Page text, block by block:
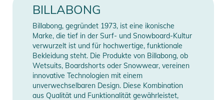
Lifestyle
- Minimalistisches Design für vielseitige Outfit Kombinationen
Produktinformationen und
Sicherheitshinweise
Gebrauchsanweisungen, Sicherheitshinweise und Warnungen
finden Sie direkt am Produkt.
Gender Men
Manufacturer
Information
Herstellerangaben
anzeigen
BILLABONG
Billabong, gegründet 1973, ist eine ikonische
Marke, die tief in der Surf- und Snowboard-Kultur
verwurzelt ist und für hochwertige, funktionale
Bekleidung steht. Die Produkte von Billabong, ob
Wetsuits, Boardshorts oder Snowwear, vereinen
innovative Technologien mit einem
unverwechselbaren Design. Diese Kombination
aus Qualität und Funktionalität gewährleistet,